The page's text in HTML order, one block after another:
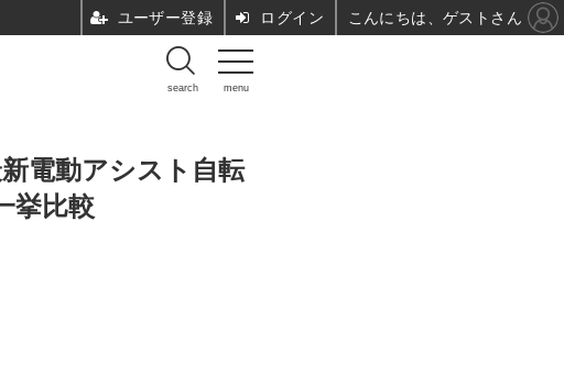
menu
search
電動アシスト自転
挙比較
ユーザー登録 ログイン こんにちは、ゲストさん